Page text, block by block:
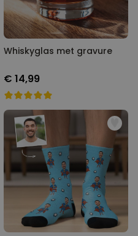
Whiskyglas met gravure
€ 14,99